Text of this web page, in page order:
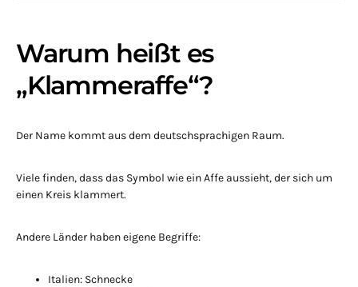
Warum heißt es
„Klammeraffe“?
Der Name kommt aus dem deutschsprachigen Raum.
Viele finden, dass das Symbol wie ein Affe aussieht, der sich um
einen Kreis klammert.
Andere Länder haben eigene Begriffe:
Italien: Schnecke